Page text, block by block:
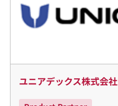
ユニアデックス株式会社